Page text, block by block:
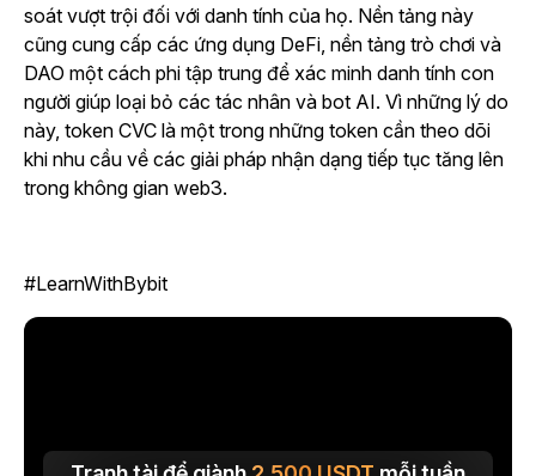
soát vượt trội đối với danh tính của họ. Nền tảng này
cũng cung cấp các ứng dụng DeFi, nền tảng trò chơi và
DAO một cách phi tập trung để xác minh danh tính con
người giúp loại bỏ các tác nhân và bot AI. Vì những lý do
này, token CVC là một trong những token cần theo dõi
khi nhu cầu về các giải pháp nhận dạng tiếp tục tăng lên
trong không gian web3.
#LearnWithBybit